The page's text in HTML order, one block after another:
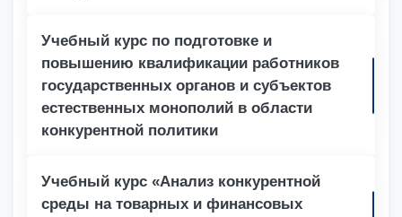
Учебный курс по подготовке и
повышению квалификации работников
государственных органов и субъектов
естественных монополий в области
конкурентной политики
Учебный курс «Анализ конкурентной
среды на товарных и финансовых